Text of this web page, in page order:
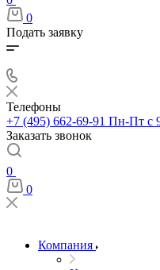
0
Подать заявку
Телефоны
+7 (495) 662-69-91 Пн-Пт c
Заказать звонок
0
0
Компания